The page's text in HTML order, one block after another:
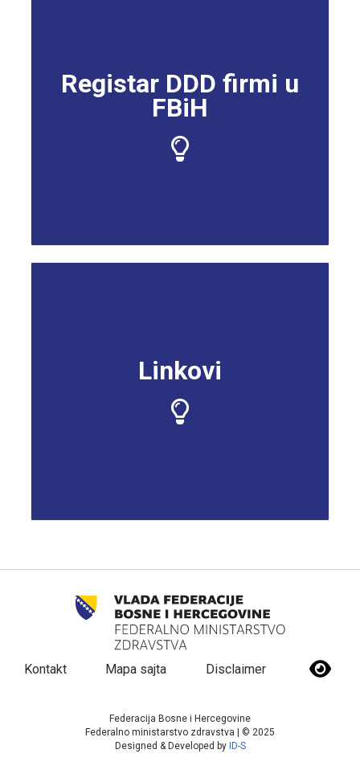
Registar DDD firmi u
FBiH
Linkovi
Kontakt Mapa sajta Disclaimer
Federacija Bosne i Hercegovine
Federalno ministarstvo zdravstva | © 2025
Designed & Developed by ID-S